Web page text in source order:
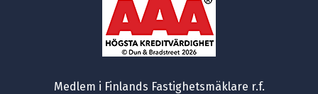
Medlem i Finlands Fastighetsmäklare r.f.